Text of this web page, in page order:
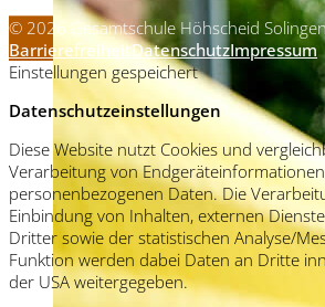
© 2026 Gesamtschule Höhscheid Solingen
BarrierefreiheitDatenschutzImpressum
Einstellungen gespeichert
Datenschutzeinstellungen
Diese Website nutzt Cookies und
Verarbeitung von
personenbezogenen Daten. Die
Einbindung von Inhalten, externen
Dritter sowie der statistischen Analyse/
Funktion werden dabei Daten an Dritte
der USA weitergegeben.